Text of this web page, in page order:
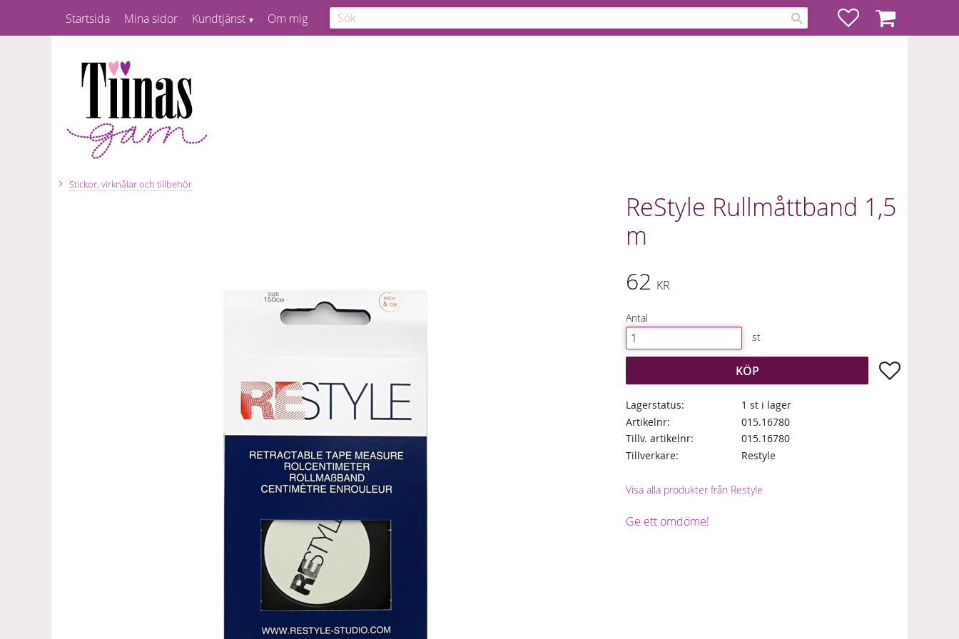
FavoriterKundvagn
Startsida Mina sidor Kundtjänst Om mig
Stickor, virknålar och tillbehör
ReStyle Rullmåttband 1,5
m
62 KR
Antal
st
KÖP Lägg till i
Lagerstatus
1 st i lager
Artikelnr
015.16780
Tillv. artikelnr
015.16780
Tillverkare
Restyle
Visa alla produkter från Restyle
Ge ett omdöme!